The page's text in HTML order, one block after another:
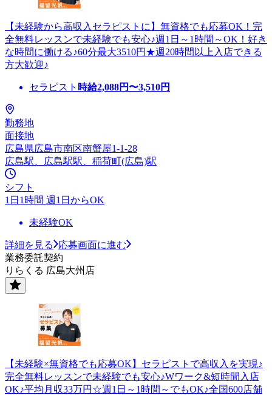
【未経験から高収入セラピストに】無資格でも応募OK！完
全無料レッスンで未経験でも安心♪週1日～1時間～OK！好き
な時間に働ける♪60分最大3510円★週20時間以上入店できる
方大歓迎♪
セラピスト 時給2,088円〜3,510円
勤務地
面接地
広島県広島市南区南蟹屋1-1-28
広島駅、広島駅駅、稲荷町(広島)駅
シフト
1日1時間 週1日からOK
未経験OK
詳細を見る
応募画面に進む
業務委託契約
りらくる 広島大州店
【未経験×無資格でも応募OK】セラピストで高収入を実現♪
完全無料レッスンで未経験でも安心♪Wワーク&短時間入店
OK♪平均月収33万円☆週1日～1時間～でもOK♪全国600店舗